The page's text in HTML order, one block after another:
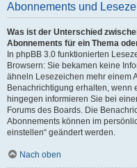
Abonnements und
Was ist der Unterschied
Abonnements für ein Thema
In phpBB 3.0 funktionierten
Browsern: Sie bekamen keine
ähneln Lesezeichen mehr einem
Benachrichtigung erhalten, wenn
hingegen informieren Sie bei
Forums des Boards. Die
Abonnements können im
einstellen“ geändert werden.
Nach oben